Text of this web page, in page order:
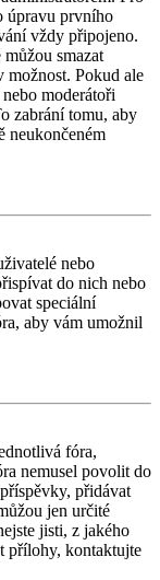
úpravu prvního
vždy připojeno.
smazat
Pokud ale
moderátoři
zabrání tomu, aby
neukončeném
nebo
do nich nebo
speciální
aby vám umožnil
fóra,
nemusel povolit do
přidávat
jen určité
jisti, z jakého
přílohy, kontaktujte